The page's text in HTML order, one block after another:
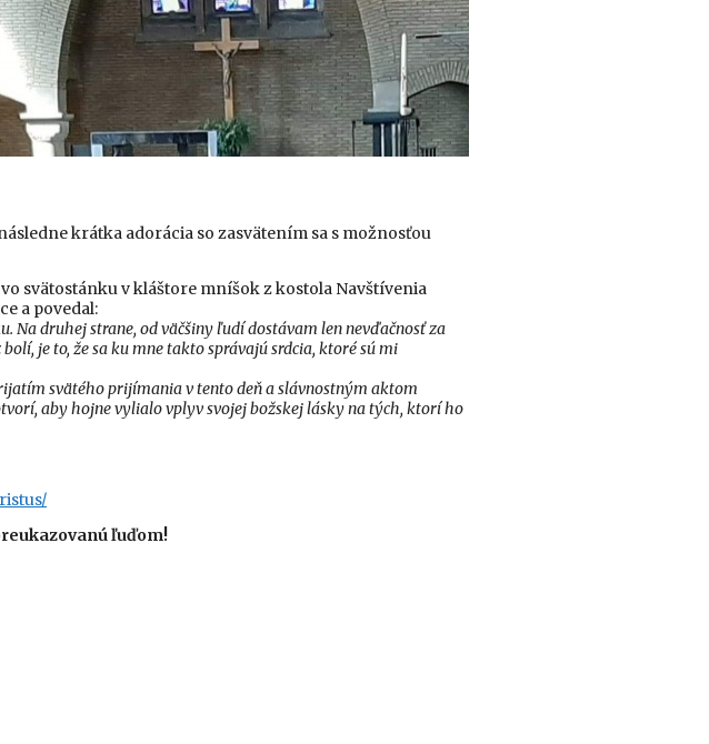
krátka adorácia so zasvätením sa s možnosťou
svätostánku v kláštore mníšok z kostola Navštívenia
a povedal:
Na druhej strane, od väčšiny ľudí dostávam len nevďačnosť za
je to, že sa ku mne takto správajú srdcia, ktoré sú mi
svätého prijímania v tento deň a slávnostným aktom
aby hojne vylialo vplyv svojej božskej lásky na tých, ktorí ho
ľuďom!